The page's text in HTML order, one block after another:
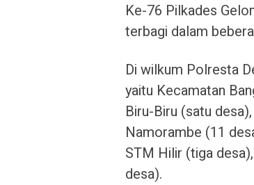
Ke-76 Pilkades
terbagi dalam
Di wilkum Polresta
yaitu Kecamatan
Biru-Biru (satu
Namorambe (11
STM Hilir (tiga
desa).